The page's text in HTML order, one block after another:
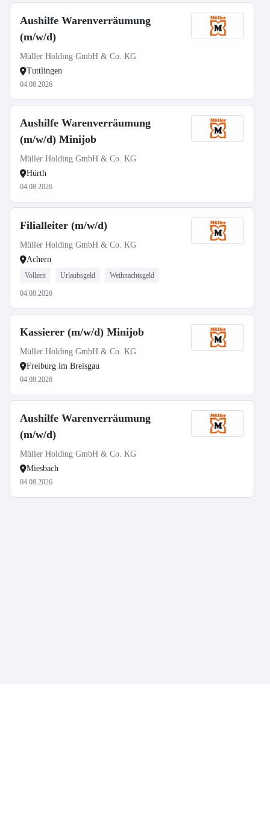
Aushilfe Warenverräumung
(m/w/d)
Müller Holding GmbH & Co. KG
Tuttlingen
04.08.2026
Aushilfe Warenverräumung
(m/w/d) Minijob
Müller Holding GmbH & Co. KG
Hürth
04.08.2026
Filialleiter (m/w/d)
Müller Holding GmbH & Co. KG
Achern
Vollzeit Urlaubsgeld Weihnachtsgeld
04.08.2026
Kassierer (m/w/d) Minijob
Müller Holding GmbH & Co. KG
Freiburg im Breisgau
04.08.2026
Aushilfe Warenverräumung
(m/w/d)
Müller Holding GmbH & Co. KG
Miesbach
04.08.2026